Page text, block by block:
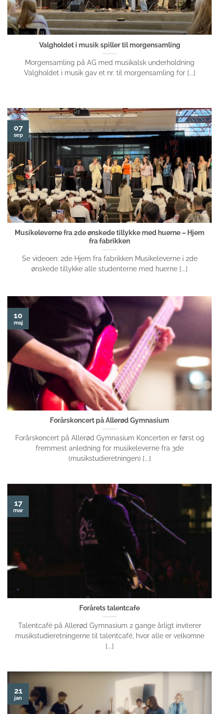
Valgholdet i musik spiller til morgensamling
Morgensamling på AG med musikalsk underholdning
Valgholdet i musik gav et nr. til morgensamling for [...]
Musikeleverne fra 2de ønskede tillykke med huerne – Hjem
fra fabrikken
Se videoen: 2de Hjem fra fabrikken Musikeleverne i 2de
ønskede tillykke alle studenterne med huerne [...]
07
sep
Forårskoncert på Allerød Gymnasium
Forårskoncert på Allerød Gymnasium Koncerten er først og
fremmest anledning for musikeleverne fra 3de
(musikstudieretningen) [...]
10
maj
Forårets talentcafe
Talentcafé på Allerød Gymnasium 2 gange årligt inviterer
musikstudieretningerne til talentcafé, hvor alle er velkomne
[...]
17
mar
21
jan